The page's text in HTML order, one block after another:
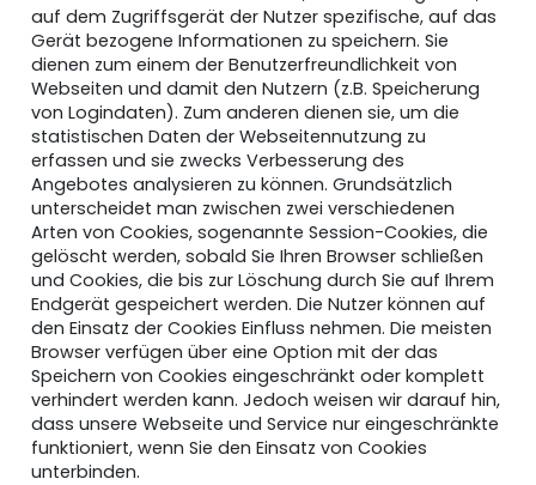
auf dem Zugriffsgerät der Nutzer spezifische, auf das
Gerät bezogene Informationen zu speichern. Sie
dienen zum einem der Benutzerfreundlichkeit von
Webseiten und damit den Nutzern (z.B. Speicherung
von Logindaten). Zum anderen dienen sie, um die
statistischen Daten der Webseitennutzung zu
erfassen und sie zwecks Verbesserung des
Angebotes analysieren zu können. Grundsätzlich
unterscheidet man zwischen zwei verschiedenen
Arten von Cookies, sogenannte Session-Cookies, die
gelöscht werden, sobald Sie Ihren Browser schließen
und Cookies, die bis zur Löschung durch Sie auf Ihrem
Endgerät gespeichert werden. Die Nutzer können auf
den Einsatz der Cookies Einfluss nehmen. Die meisten
Browser verfügen über eine Option mit der das
Speichern von Cookies eingeschränkt oder komplett
verhindert werden kann. Jedoch weisen wir darauf hin,
dass unsere Webseite und Service nur eingeschränkte
funktioniert, wenn Sie den Einsatz von Cookies
unterbinden.